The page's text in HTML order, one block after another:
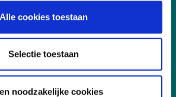
Alle cookies toestaan
Selectie toestaan
noodzakelijke cookies